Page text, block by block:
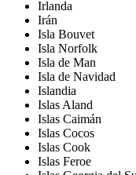
Irlanda
Irán
Isla Bouvet
Isla Norfolk
Isla de Man
Isla de Navidad
Islandia
Islas Aland
Islas Caimán
Islas Cocos
Islas Cook
Islas Feroe